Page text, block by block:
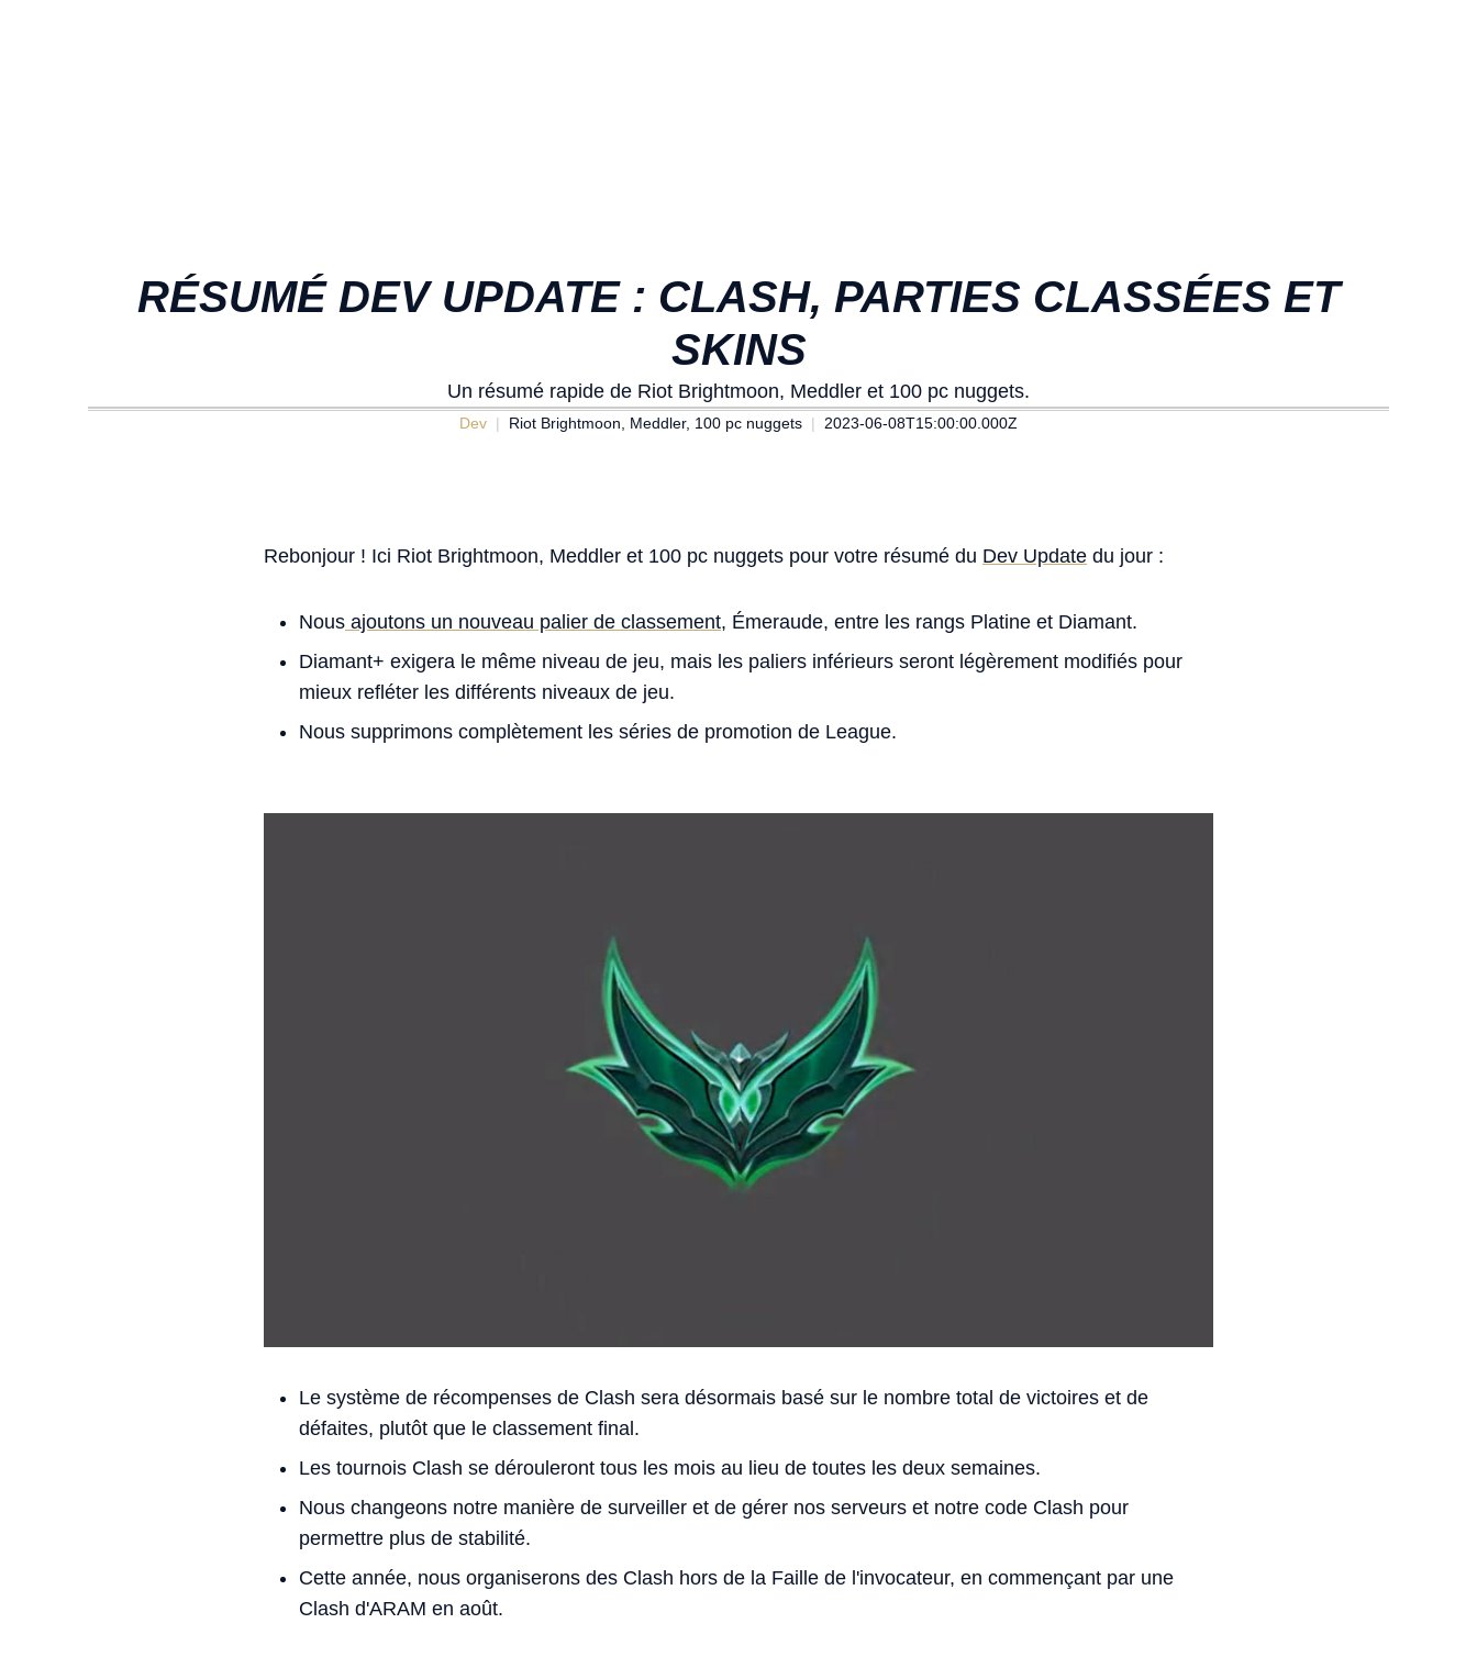
RÉSUMÉ DEV UPDATE : CLASH, PARTIES CLASSÉES ET
SKINS
Un résumé rapide de Riot Brightmoon, Meddler et 100 pc nuggets.
Dev Riot Brightmoon, Meddler, 100 pc nuggets 2023-06-08T15:00:00.000Z
Rebonjour ! Ici Riot Brightmoon, Meddler et 100 pc nuggets pour votre résumé du Dev Update du jour :
Nous ajoutons un nouveau palier de classement, Émeraude, entre les rangs Platine et Diamant.
Diamant+ exigera le même niveau de jeu, mais les paliers inférieurs seront légèrement modifiés pour
mieux refléter les différents niveaux de jeu.
Nous supprimons complètement les séries de promotion de League.
Le système de récompenses de Clash sera désormais basé sur le nombre total de victoires et de
défaites, plutôt que le classement final.
Les tournois Clash se dérouleront tous les mois au lieu de toutes les deux semaines.
Nous changeons notre manière de surveiller et de gérer nos serveurs et notre code Clash pour
permettre plus de stabilité.
Cette année, nous organiserons des Clash hors de la Faille de l'invocateur, en commençant par une
Clash d'ARAM en août.